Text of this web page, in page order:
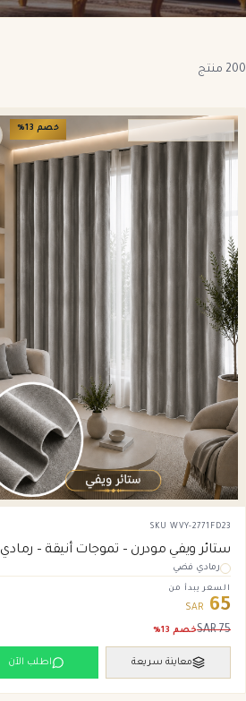
نتائج المنتجات
200 منتج
خصم 13
%
SKU WVY-2771FD23
ستائر ويفي مودرن – تموجات أنيقة – رمادي
فضي
رمادي فضي
السعر يبدأ من
65
SAR
75
SARخصم 13
%
معاينة سريعة اطلب الآن